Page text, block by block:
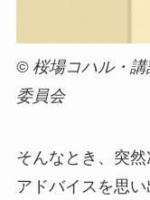
© 桜場コハル・
委員会
そんなとき、突
アドバイスを思い